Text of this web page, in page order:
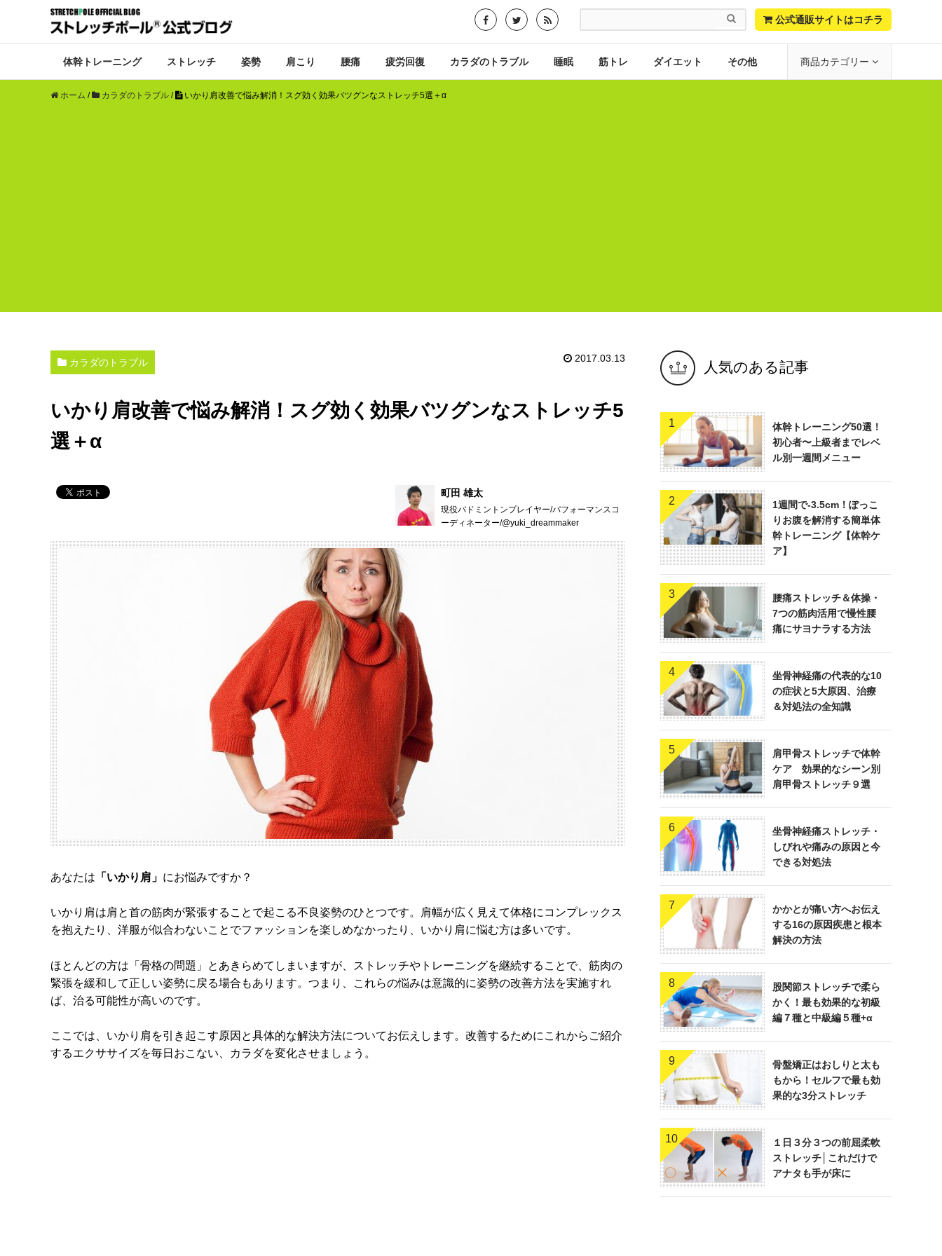
 公式通販サイトはコチラ
体幹トレーニング ストレッチ 姿勢 肩こり 腰痛 疲労回復 カラダのトラブル 睡眠 筋トレ ダイエット その他 商品カテゴリー
ホーム / カラダのトラブル / いかり肩改善で悩み解消！スグ効く効果バツグンなストレッチ5選＋α
カラダのトラブル 2017.03.13
いかり肩改善で悩み解消！スグ効く効果バツグンなストレッチ5
選＋α
町田 雄太
現役バドミントンプレイヤー/パフォーマンスコ
ーディネーター/@yuki_dreammaker
あなたは 「いかり肩」 にお悩みですか？
いかり肩は肩と首の筋肉が緊張することで起こる不良姿勢のひとつです。肩幅が広く見えて体格にコンプレックス
を抱えたり、洋服が似合わないことでファッションを楽しめなかったり、いかり肩に悩む方は多いです。
ほとんどの方は「骨格の問題」とあきらめてしまいますが、ストレッチやトレーニングを継続することで、筋肉の
緊張を緩和して正しい姿勢に戻る場合もあります。つまり、これらの悩みは意識的に姿勢の改善方法を実施すれ
ば、治る可能性が高いのです。
ここでは、いかり肩を引き起こす原因と具体的な解決方法についてお伝えします。改善するためにこれからご紹介
するエクササイズを毎日おこない、カラダを変化させましょう。
人気のある記事
1
体幹トレーニング50選！
初心者〜上級者までレベ
ル別一週間メニュー
2
1週間で-3.5cm！ぽっこ
りお腹を解消する簡単体
幹トレーニング【体幹ケ
ア】
3
腰痛ストレッチ＆体操・
7つの筋肉活用で慢性腰
痛にサヨナラする方法
4
坐骨神経痛の代表的な10
の症状と5大原因、治療
＆対処法の全知識
5
肩甲骨ストレッチで体幹
ケア 効果的なシーン別
肩甲骨ストレッチ９選
6
坐骨神経痛ストレッチ・
しびれや痛みの原因と今
できる対処法
7
かかとが痛い方へお伝え
する16の原因疾患と根本
解決の方法
8
股関節ストレッチで柔ら
かく！最も効果的な初級
編７種と中級編５種+α
9
骨盤矯正はおしりと太も
もから！セルフで最も効
果的な3分ストレッチ
10
１日３分３つの前屈柔軟
ストレッチ│これだけで
アナタも手が床に